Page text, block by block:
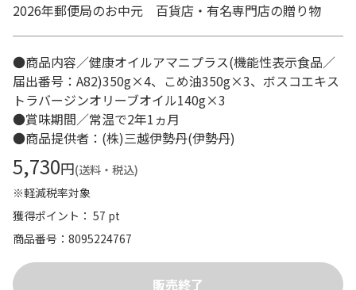
2026年郵便局のお中元 百貨店・有名専門店の贈り物
●商品内容／健康オイルアマニプラス(機能性表示食品／
届出番号：A82)350g×4、こめ油350g×3、ボスコエキス
トラバージンオリーブオイル140g×3
●賞味期間／常温で2年1ヵ月
●商品提供者：(株)三越伊勢丹(伊勢丹)
5,730円(送料・税込)
※軽減税率対象
獲得ポイント： 57 pt
商品番号
8095224767